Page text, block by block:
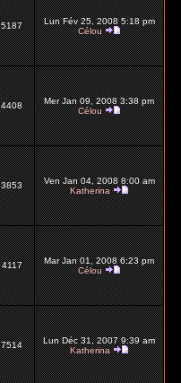
5187
Lun Fév 25, 2008 5:18 pm
Célou
4408
Mer Jan 09, 2008 3:38 pm
Célou
3853
Ven Jan 04, 2008 8:00 am
Katherina
4117
Mar Jan 01, 2008 6:23 pm
Célou
7514
Lun Déc 31, 2007 9:39 am
Katherina